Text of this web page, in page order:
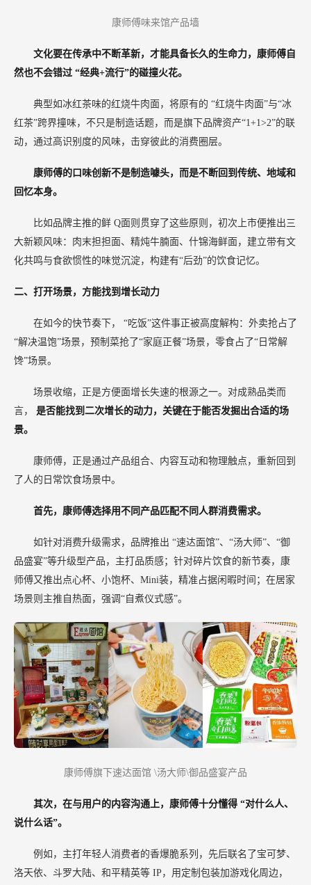
康师傅味来馆产品墙
文化要在传承中不断革新，才能具备长久的生命力，康师傅自
然也不会错过 “经典+流行”的碰撞火花。
典型如冰红茶味的红烧牛肉面，将原有的 “红烧牛肉面”与“冰
红茶”跨界撞味，不只是制造话题，而是旗下品牌资产“1+1>2”的联
动，通过高识别度的风味，击穿彼此的消费圈层。
康师傅的口味创新不是制造噱头，而是不断回到传统、地域和
回忆本身。
比如品牌主推的鲜 Q面则贯穿了这些原则，初次上市便推出三
大新颖风味：肉末担担面、精炖牛腩面、什锦海鲜面，建立带有文
化共鸣与食欲惯性的味觉沉淀，构建有“后劲”的饮食记忆。
二、打开场景，方能找到增长动力
在如今的快节奏下， “吃饭”这件事正被高度解构：外卖抢占了
“解决温饱”场景，预制菜抢了“家庭正餐”场景，零食占了“日常解
馋”场景。
场景收缩，正是方便面增长失速的根源之一。对成熟品类而
言， 是否能找到二次增长的动力，关键在于能否发掘出合适的场
景。
康师傅，正是通过产品组合、内容互动和物理触点，重新回到
了人的日常饮食场景中。
首先，康师傅选择用不同产品匹配不同人群消费需求。
如针对消费升级需求，品牌推出 “速达面馆”、“汤大师”、“御
品盛宴”等升级型产品，主打品质感；针对碎片饮食的新节奏，康
师傅又推出点心杯、小饱杯、Mini装，精准占据闲暇时间；在居家
场景则主推自热面，强调“自煮仪式感”。
康师傅旗下速达面馆 \汤大师\御品盛宴产品
其次，在与用户的内容沟通上，康师傅十分懂得 “对什么人、
说什么话”。
例如，主打年轻人消费者的香爆脆系列，先后联名了宝可梦、
洛天依、斗罗大陆、和平精英等 IP，用定制包装加游戏化周边，